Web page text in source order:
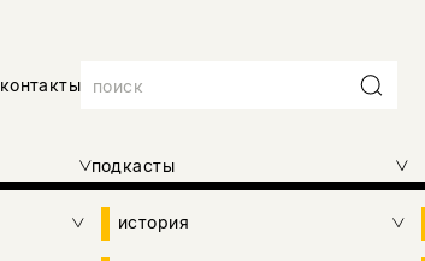
контакты
подкасты
история